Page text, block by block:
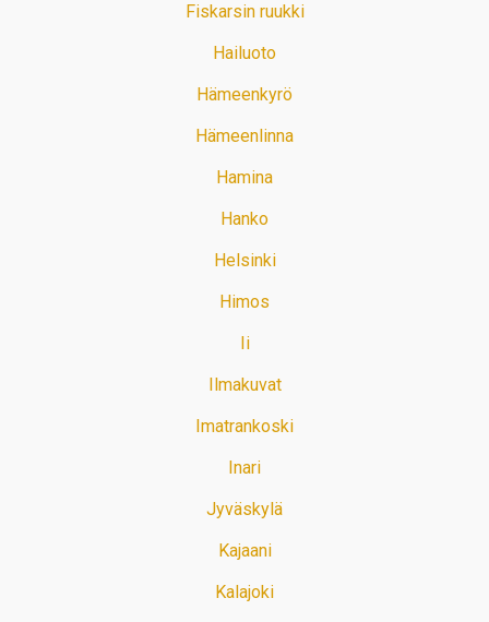
Fiskarsin ruukki
Hailuoto
Hämeenkyrö
Hämeenlinna
Hamina
Hanko
Helsinki
Himos
Ii
Ilmakuvat
Imatrankoski
Inari
Jyväskylä
Kajaani
Kalajoki